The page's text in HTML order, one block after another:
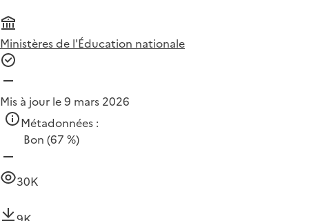
Ministères de l'Éducation nationale
Mis à jour le 9 mars 2026
Métadonnées :
Bon (67 %)
30K